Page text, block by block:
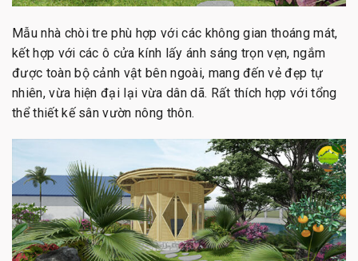
Mẫu nhà chòi tre phù hợp với các không gian thoáng mát,
kết hợp với các ô cửa kính lấy ánh sáng trọn vẹn, ngắm
được toàn bộ cảnh vật bên ngoài, mang đến vẻ đẹp tự
nhiên, vừa hiện đại lại vừa dân dã. Rất thích hợp với tổng
thể thiết kế sân vườn nông thôn.